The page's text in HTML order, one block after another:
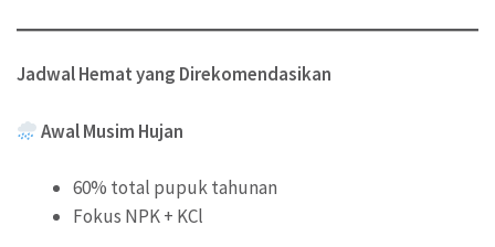
Jadwal Hemat yang Direkomendasikan
Awal Musim Hujan
60% total pupuk tahunan
Fokus NPK + KCl